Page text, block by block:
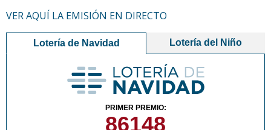
VER AQUÍ LA EMISIÓN EN DIRECTO